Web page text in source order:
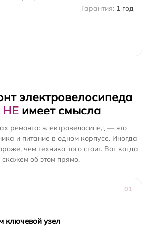
1 год
электровелосипеда
НЕ имеет смысла
ремонта: электровелосипед — это
и питание в одном корпусе. Иногда
чем техника того стоит. Вот когда
скажем об этом прямо.
01
ключевой узел